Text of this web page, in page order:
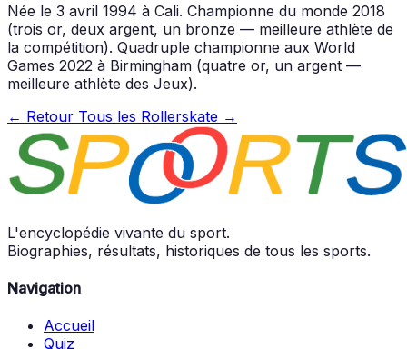
Née le 3 avril 1994 à Cali. Championne du monde 2018
(trois or, deux argent, un bronze — meilleure athlète de
la compétition). Quadruple championne aux World
Games 2022 à Birmingham (quatre or, un argent —
meilleure athlète des Jeux).
← Retour Tous les Rollerskate →
L'encyclopédie vivante du sport.
Biographies, résultats, historiques de tous les sports.
Navigation
Accueil
Quiz